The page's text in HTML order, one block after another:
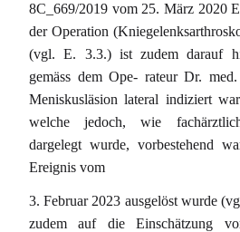
8C_669/2019 vom 25. März 2020
der Operation
(vgl. E. 3.3.) ist zudem darauf
gemäss dem Ope- rateur Dr.
Meniskusläsion lateral indiziert
welche jedoch, wie
dargelegt wurde, vorbestehend
Ereignis vom
3. Februar 2023 ausgelöst wurde
zudem auf die Einschätzung